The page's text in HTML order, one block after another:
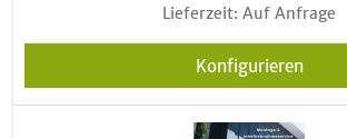
Lieferzeit: Auf Anfrage
Konfigurieren